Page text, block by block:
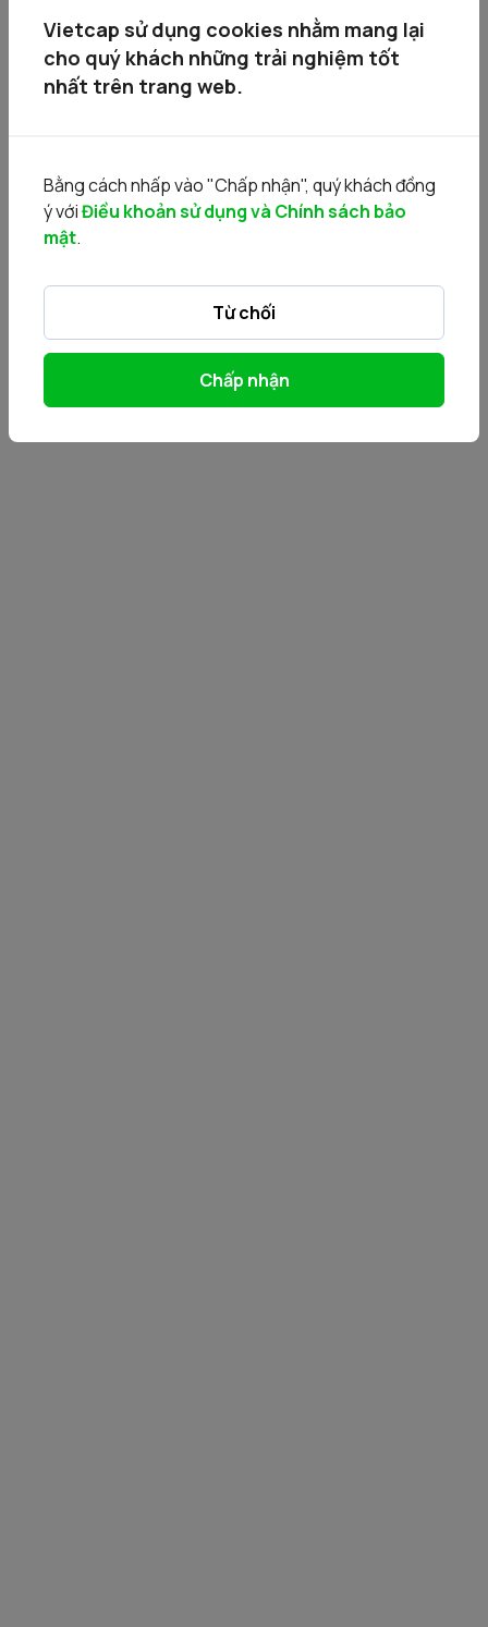
Vietcap sử dụng cookies nhằm mang lại
cho quý khách những trải nghiệm tốt
nhất trên trang web.
Bằng cách nhấp vào "Chấp nhận", quý khách đồng
ý vớiĐiều khoản sử dụng và Chính sách bảo
mật.
Từ chối
Chấp nhận